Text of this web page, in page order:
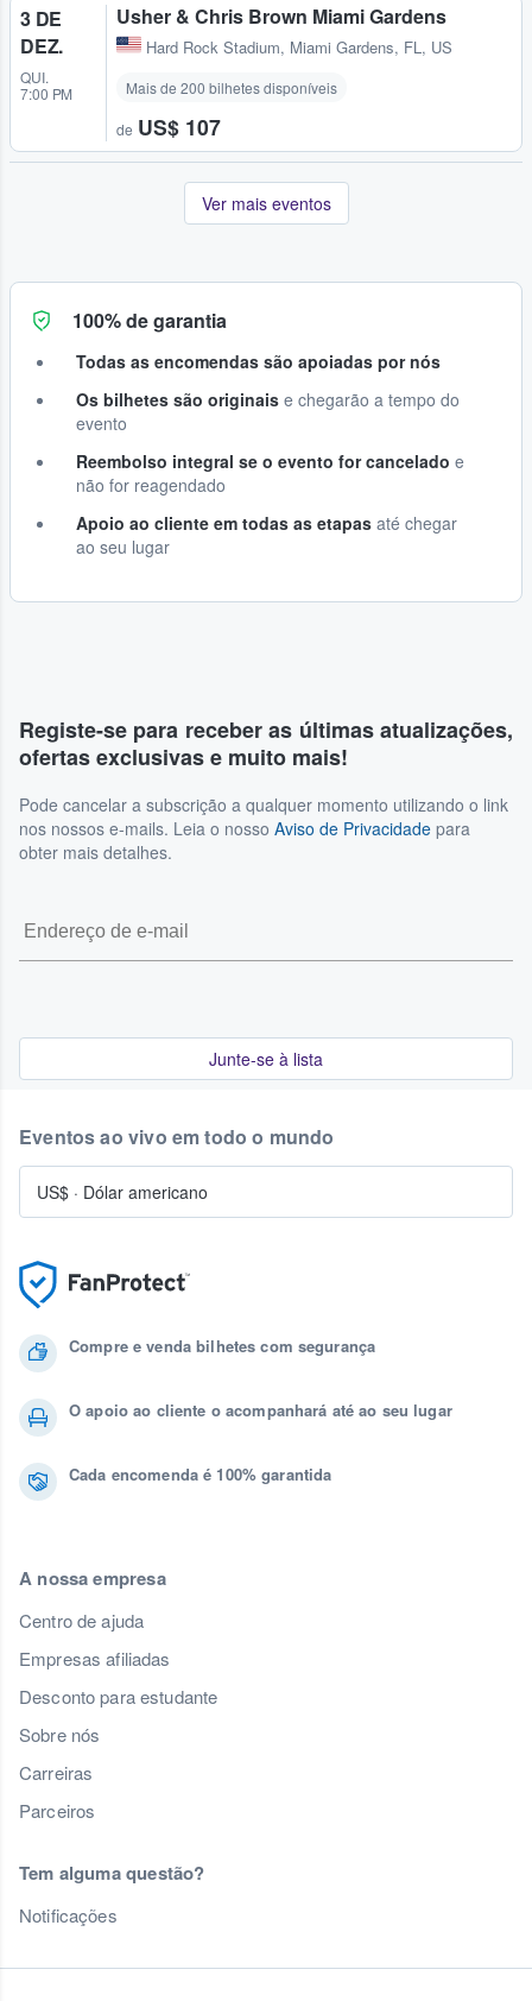
3 DE
DEZ.
QUI.
7:00 PM
Usher & Chris Brown Miami Gardens
Hard Rock Stadium, Miami Gardens, FL, US
Mais de 200 bilhetes disponíveis
de US$ 107
Ver mais eventos
100% de garantia
Todas as encomendas são apoiadas por nós
Os bilhetes são originais e chegarão a tempo do
evento
Reembolso integral se o evento for cancelado e
não for reagendado
Apoio ao cliente em todas as etapas até chegar
ao seu lugar
Registe-se para receber as últimas atualizações,
ofertas exclusivas e muito mais!
Pode cancelar a subscrição a qualquer momento utilizando o link
nos nossos e-mails. Leia o nosso Aviso de Privacidade para
obter mais detalhes.
Junte-se à lista
Compre e venda bilhetes com segurança
O apoio ao cliente o acompanhará até ao seu lugar
Cada encomenda é 100% garantida
A nossa empresa
Centro de ajuda
Empresas afiliadas
Desconto para estudante
Sobre nós
Carreiras
Parceiros
Tem alguma questão?
Notificações
Eventos ao vivo em todo o mundo
US$ · Dólar americano